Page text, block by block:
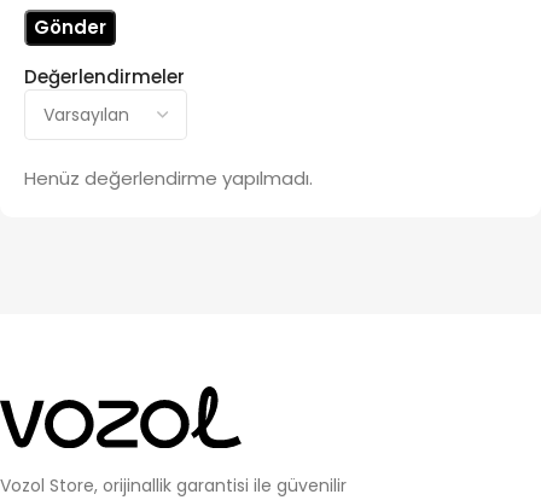
Değerlendirmeler
Henüz değerlendirme yapılmadı.
Vozol Store, orijinallik garantisi ile güvenilir